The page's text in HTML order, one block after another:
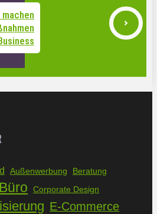
Außenwerbung Beratung
Büro Corporate Design
E-Commerce